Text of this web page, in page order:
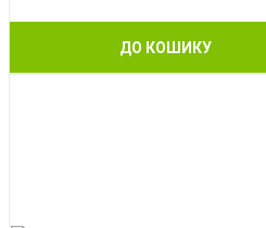
ДО КОШИКУ